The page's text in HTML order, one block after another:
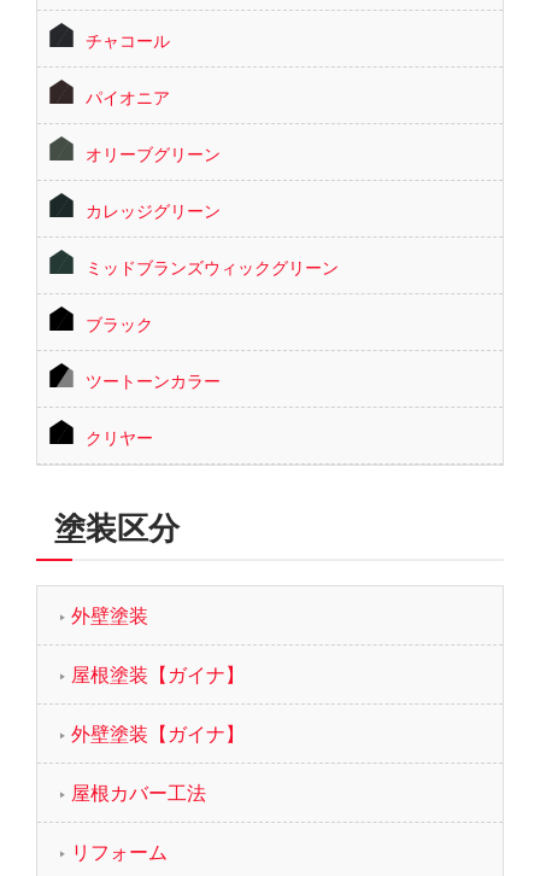
チャコール
パイオニア
オリーブグリーン
カレッジグリーン
ミッドブランズウィックグリーン
ブラック
ツートーンカラー
クリヤー
塗装区分
外壁塗装
屋根塗装【ガイナ】
外壁塗装【ガイナ】
屋根カバー工法
リフォーム